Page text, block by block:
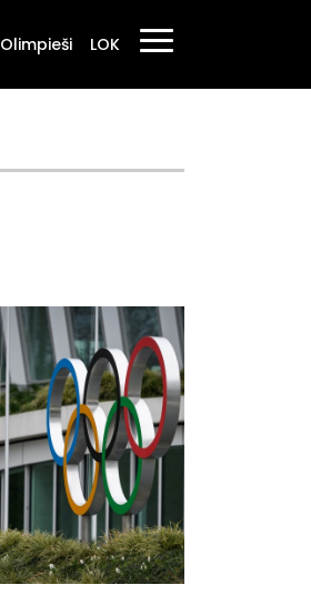
Olimpieši LOK